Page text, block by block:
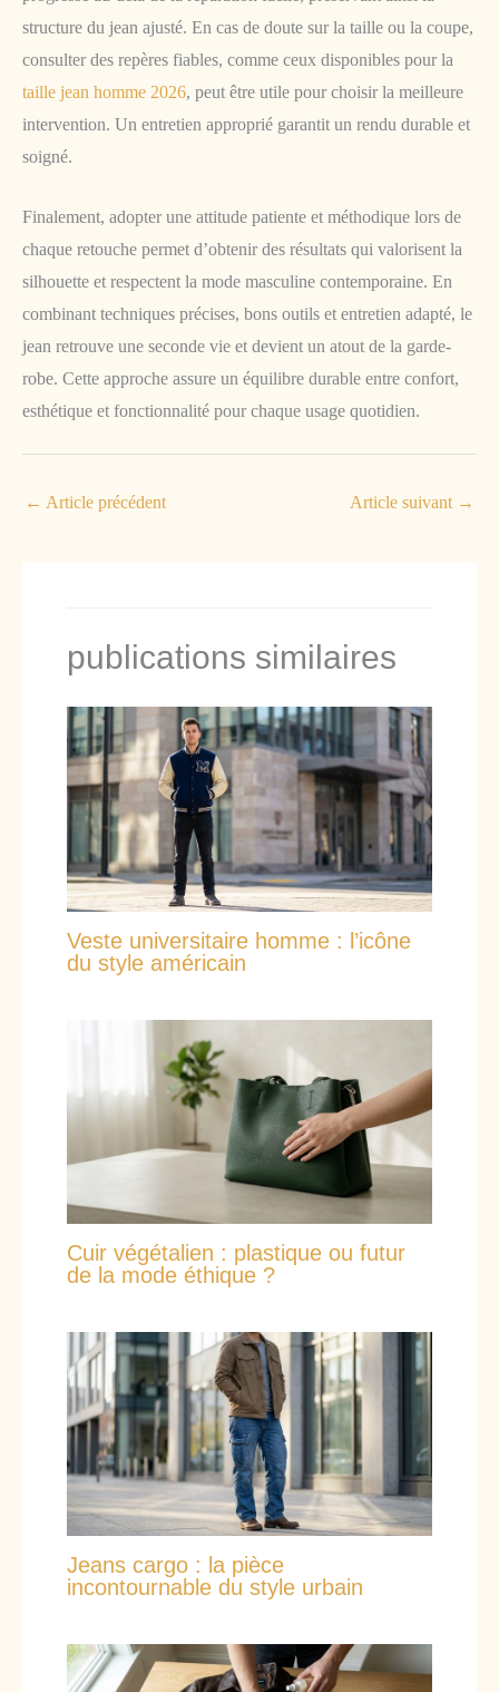
structure du jean ajusté. En cas de doute sur la taille ou la coupe,
consulter des repères fiables, comme ceux disponibles pour la
taille jean homme 2026, peut être utile pour choisir la meilleure
intervention. Un entretien approprié garantit un rendu durable et
soigné.
Finalement, adopter une attitude patiente et méthodique lors de
chaque retouche permet d’obtenir des résultats qui valorisent la
silhouette et respectent la mode masculine contemporaine. En
combinant techniques précises, bons outils et entretien adapté, le
jean retrouve une seconde vie et devient un atout de la garde-
robe. Cette approche assure un équilibre durable entre confort,
esthétique et fonctionnalité pour chaque usage quotidien.
← Article précédent Article suivant →
publications similaires
Veste universitaire homme : l’icône
du style américain
Cuir végétalien : plastique ou futur
de la mode éthique ?
Jeans cargo : la pièce
incontournable du style urbain